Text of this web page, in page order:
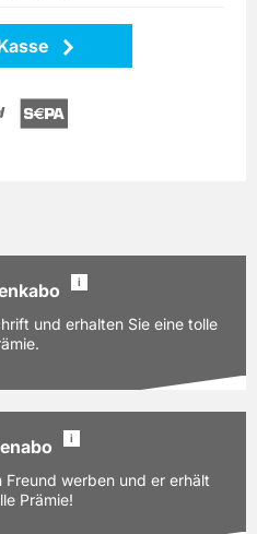
i
und erhalten Sie eine tolle
je z.Zt. 4,50 EUR
i
Freund werben und er erhält
Prämie!